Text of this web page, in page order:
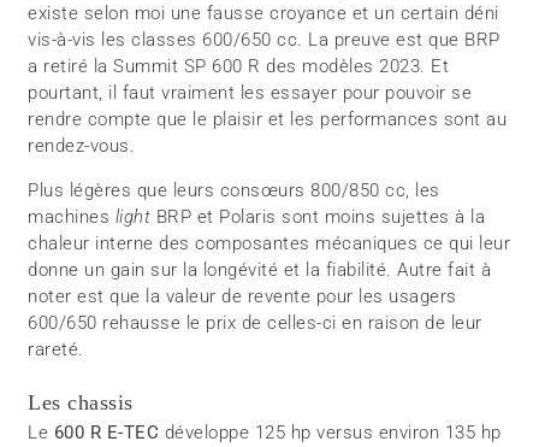
existe selon moi une fausse croyance et un certain déni
vis-à-vis les classes 600/650 cc. La preuve est que BRP
a retiré la Summit SP 600 R des modèles 2023. Et
pourtant, il faut vraiment les essayer pour pouvoir se
rendre compte que le plaisir et les performances sont au
rendez-vous.
Plus légères que leurs consœurs 800/850 cc, les
machines light BRP et Polaris sont moins sujettes à la
chaleur interne des composantes mécaniques ce qui leur
donne un gain sur la longévité et la fiabilité. Autre fait à
noter est que la valeur de revente pour les usagers
600/650 rehausse le prix de celles-ci en raison de leur
rareté.
Les chassis
Le 600 R E-TEC développe 125 hp versus environ 135 hp